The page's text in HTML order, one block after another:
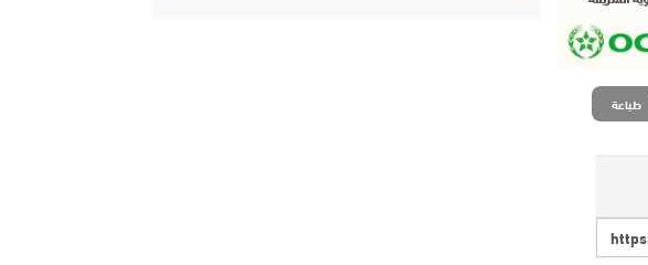
طباعة